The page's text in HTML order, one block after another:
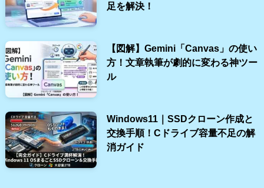
足を解決！
【図解】Gemini「Canvas」の使い
方！文章執筆が劇的に変わる神ツー
ル
Windows11｜SSDクローン作成と
交換手順！Cドライブ容量不足の解
消ガイド